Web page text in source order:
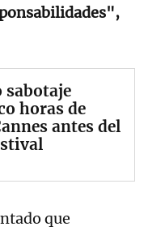
sabotaje
horas de
antes del
que